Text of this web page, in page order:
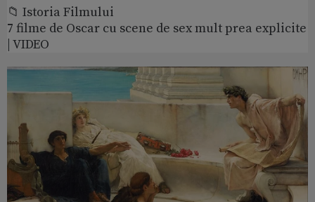
📁 Istoria Filmului
7 filme de Oscar cu scene de sex mult prea explicite
| VIDEO